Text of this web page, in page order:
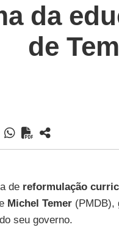
da
de
de reformulação
Michel Temer(PMDB),
seu governo.